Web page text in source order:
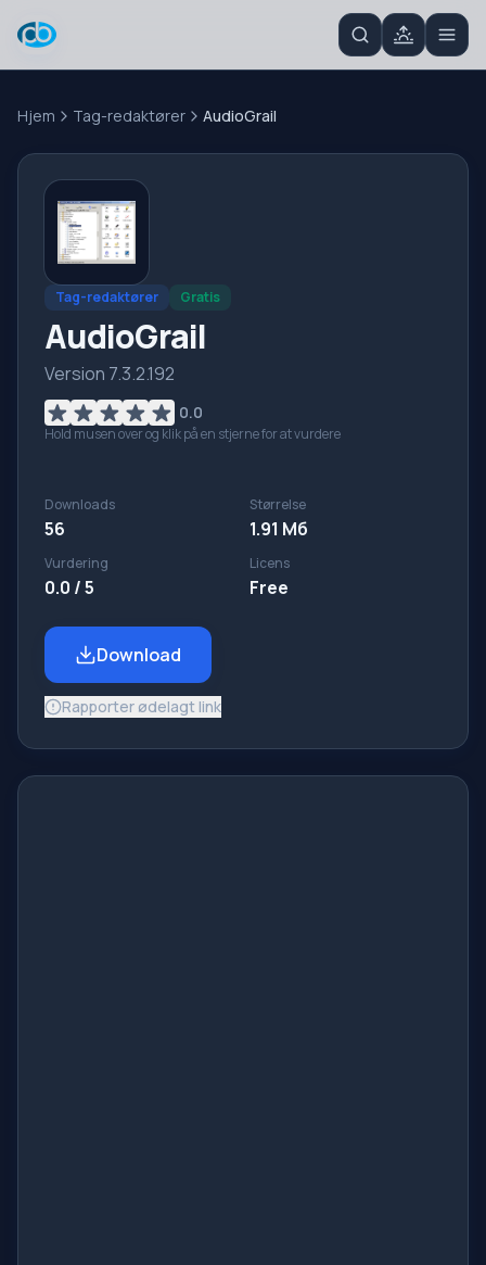
Hjem Tag-redaktører AudioGrail
Tag-redaktører Gratis
AudioGrail
Version 7.3.2.192
0.0
Hold musen over og klik på en stjerne for at vurdere
Downloads
56
Størrelse
1.91 Мб
Vurdering
0.0 / 5
Licens
Free
Download
Rapporter ødelagt link